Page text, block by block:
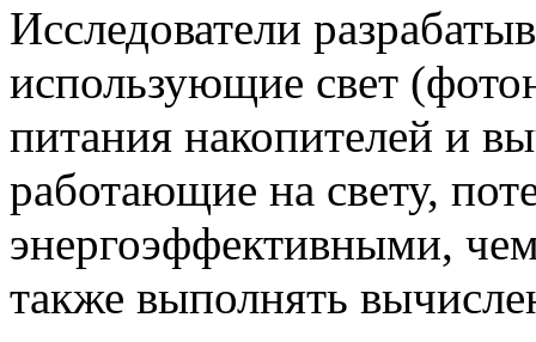
Исследователи
использующие свет
питания накопителей и
работающие на свету,
энергоэффективными,
также выполнять